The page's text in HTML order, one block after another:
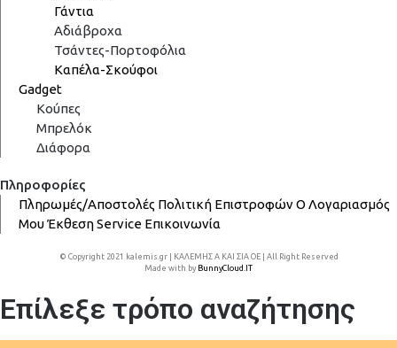
Γάντια
Αδιάβροχα
Τσάντες-Πορτοφόλια
Καπέλα-Σκούφοι
Gadget
Κούπες
Μπρελόκ
Διάφορα
Πληροφορίες
Πληρωμές/Αποστολές Πολιτική ΕπιστροφώνΟ Λογαριασμός
ΜουΈκθεσηService Επικοινωνία
© Copyright 2021 kalemis.gr | ΚΑΛΕΜΗΣ Α ΚΑΙ ΣΙΑ ΟΕ | All Right Reserved
Made with by BunnyCloud.IT
Επίλεξε τρόπο αναζήτησης